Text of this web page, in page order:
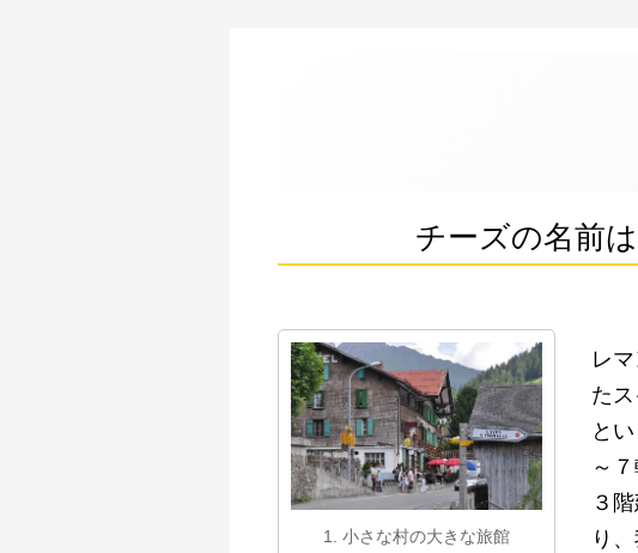
チーズの名前
1. 小さな村の大きな旅館
レ
た
と
～
３
り